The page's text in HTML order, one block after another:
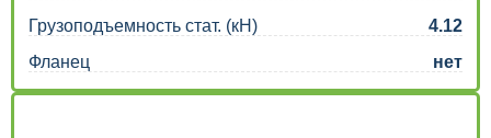
Грузоподъемность стат. (кН)
4.12
Фланец
нет